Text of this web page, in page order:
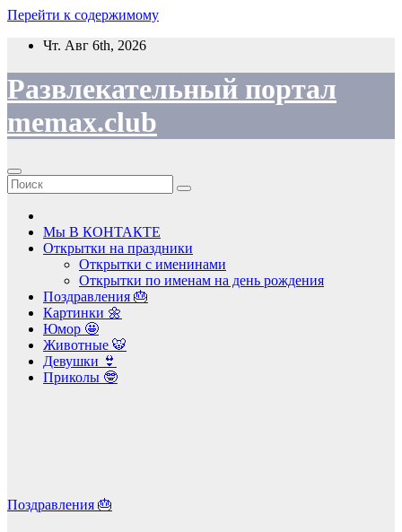
Перейти к содержимому
Чт. Авг 6th, 2026
Развлекательный портал
memax.club
Мы В КОНТАКТЕ
Открытки на праздники
Открытки с именинами
Открытки по именам на день рождения
Поздравления 🎂
Картинки 🌼
Юмор 🤩
Животные 🐯
Девушки 👙
Приколы 🤓
Поздравления 🎂